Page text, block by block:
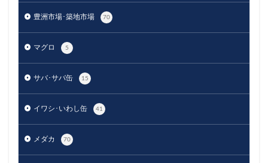
豊洲市場･築地市場 70
マグロ 5
サバ･サバ缶 15
イワシ･いわし缶 41
メダカ 70